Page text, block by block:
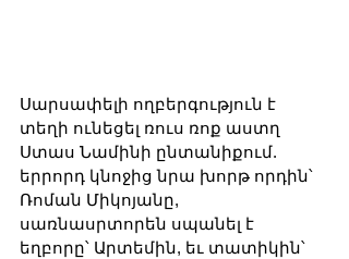
Սարսափելի ողբերգություն է
տեղի ունեցել ռուս ռոք աստղ
Ստաս Նամինի ընտանիքում.
երրորդ կնոջից նրա խորթ որդին՝
Ռոման Միկոյանը,
սառնասրտորեն սպանել է
եղբորը՝ Արտեմին, եւ տատիկին՝